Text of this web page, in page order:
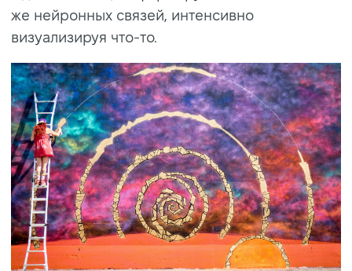
же нейронных связей, интенсивно
визуализируя что-то.